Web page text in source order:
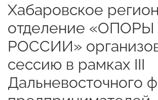
Хабаровское
отделение «ОПОРЫ
РОССИИ»
сессию в рамках III
Дальневосточного